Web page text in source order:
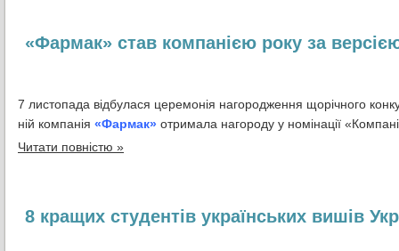
«Фармак» став компанією року за
7 листопада відбулася церемонія нагородження щорічного
ній компанія «Фармак» отримала нагороду у номінації
Читати повністю »
8 кращих студентів українських вишів